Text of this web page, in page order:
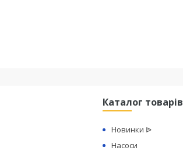
Каталог товарів
Новинки ᐉ
Насоси